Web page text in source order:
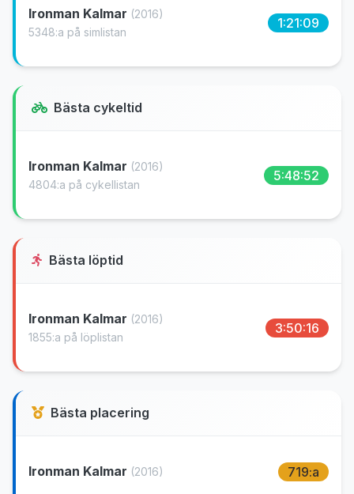
Ironman Kalmar (2016)
5348:a på simlistan
1:21:09
Bästa cykeltid
Ironman Kalmar (2016)
4804:a på cykellistan
5:48:52
Bästa löptid
Ironman Kalmar (2016)
1855:a på löplistan
3:50:16
Bästa placering
Ironman Kalmar (2016) 719:a